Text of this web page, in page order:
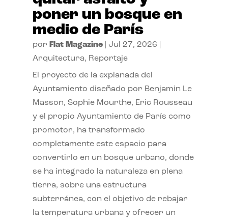
poner un bosque en
medio de París
por Flat Magazine| Jul 27, 2026
Arquitectura, Reportaje
El proyecto de la explanada del
Ayuntamiento diseñado por Benjamin Le
Masson, Sophie Mourthe, Eric Rousseau
y el propio Ayuntamiento de París como
promotor, ha transformado
completamente este espacio para
convertirlo en un bosque urbano, donde
se ha integrado la naturaleza en plena
tierra, sobre una estructura
subterránea, con el objetivo de rebajar
la temperatura urbana y ofrecer un